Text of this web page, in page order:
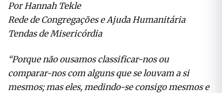
Por Hannah Tekle
Rede de Congregações e Ajuda Humanitária
Tendas de Misericórdia
“Porque não ousamos classificar-nos ou
comparar-nos com alguns que se louvam a si
mesmos; mas eles, medindo-se consigo mesmos e